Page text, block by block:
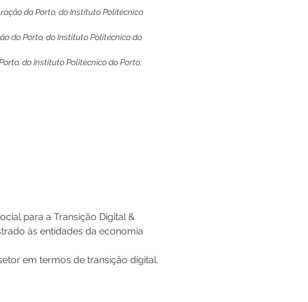
do Porto, do Instituto Politécnico
do Porto, do Instituto Politécnico do
do Instituto Politécnico do Porto;
para a Transição Digital &
às entidades da economia
em termos de transição digital.